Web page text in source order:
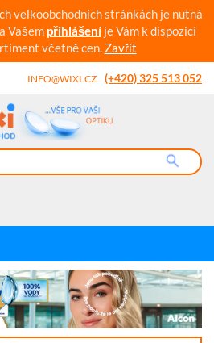
velkoobchodních stránkách je nutná
Vašem přihlášeníje Vám k dispozici
včetně cen. Zavřít
INFO@WIXI.CZ (+420) 325 513 052